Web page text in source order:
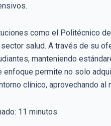
como el Politécnico
salud. A través de su
manteniendo
enfoque permite no solo
clínico, aprovechando
11 minutos